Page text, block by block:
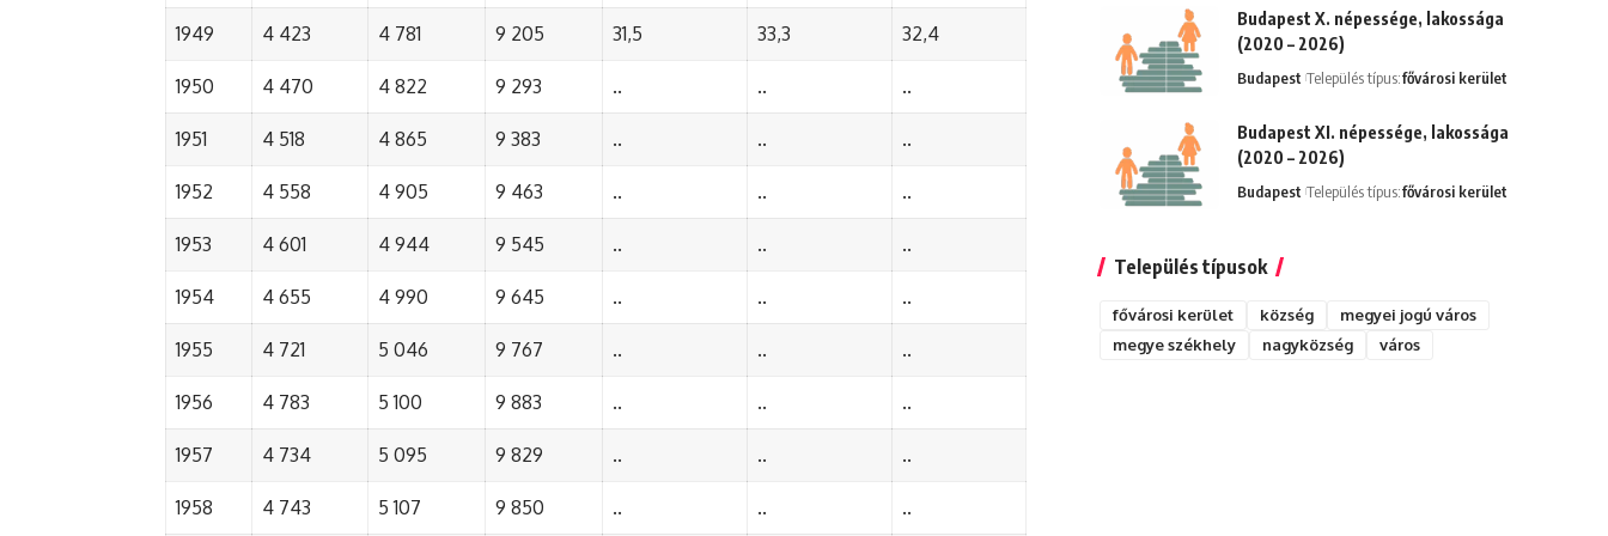
1949 4 423 4 781 9 205 31,5 33,3 32,4
1950 4 470 4 822 9 293 .. .. ..
1951 4 518 4 865 9 383 .. .. ..
1952 4 558 4 905 9 463 .. .. ..
1953 4 601 4 944 9 545 .. .. ..
1954 4 655 4 990 9 645 .. .. ..
1955 4 721 5 046 9 767 .. .. ..
1956 4 783 5 100 9 883 .. .. ..
1957 4 734 5 095 9 829 .. .. ..
1958 4 743 5 107 9 850 .. .. ..
Budapest X. népessége, lakossága
(2020 – 2026)
Budapest Település típus:fővárosi kerület
Budapest XI. népessége, lakossága
(2020 – 2026)
Budapest Település típus:fővárosi kerület
Település típusok
fővárosi kerület község
megyei jogú város
megye székhely
nagyközség város